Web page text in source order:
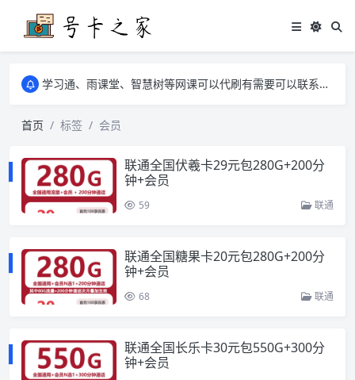
学习通、雨课堂、智慧树等网课可以代刷有需要可以联系邮箱i@tuzi.la
学习通、雨课堂、智慧树等网课可以代刷有需要可以联系邮箱i@tuzi.la
首页
标签 会员
联通全国伏羲卡29元包280G+200分
钟+会员
59 联通
联通全国糖果卡20元包280G+200分
钟+会员
68 联通
联通全国长乐卡30元包550G+300分
钟+会员